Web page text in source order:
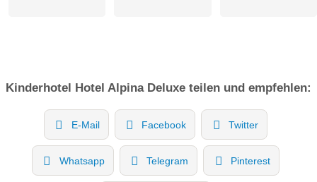
Kinderhotel Hotel Alpina Deluxe teilen und empfehlen:
E-Mail Facebook Twitter
Whatsapp Telegram Pinterest